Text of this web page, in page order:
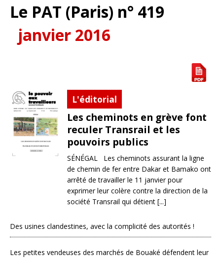
Le PAT (Paris) n° 419
janvier 2016
L'éditorial
Les cheminots en grève font
reculer Transrail et les
pouvoirs publics
SÉNÉGAL Les cheminots assurant la ligne
de chemin de fer entre Dakar et Bamako ont
arrêté de travailler le 11 janvier pour
exprimer leur colère contre la direction de la
société Transrail qui détient [...]
Des usines clandestines, avec la complicité des autorités !
Les petites vendeuses des marchés de Bouaké défendent leur